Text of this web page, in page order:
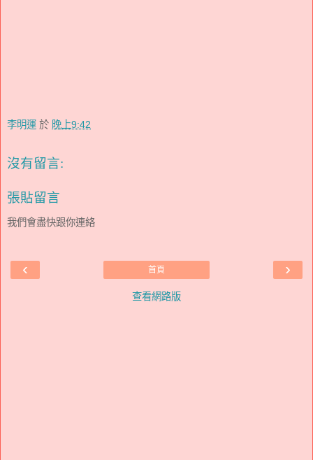
李明運 於 晚上9:42
沒有留言:
張貼留言
我們會盡快跟你連絡
‹ ›
首頁
查看網路版